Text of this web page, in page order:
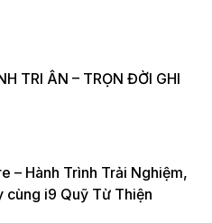
TRI ÂN – TRỌN ĐỜI GHI
– Hành Trình Trải Nghiệm,
cùng i9 Quỹ Từ Thiện